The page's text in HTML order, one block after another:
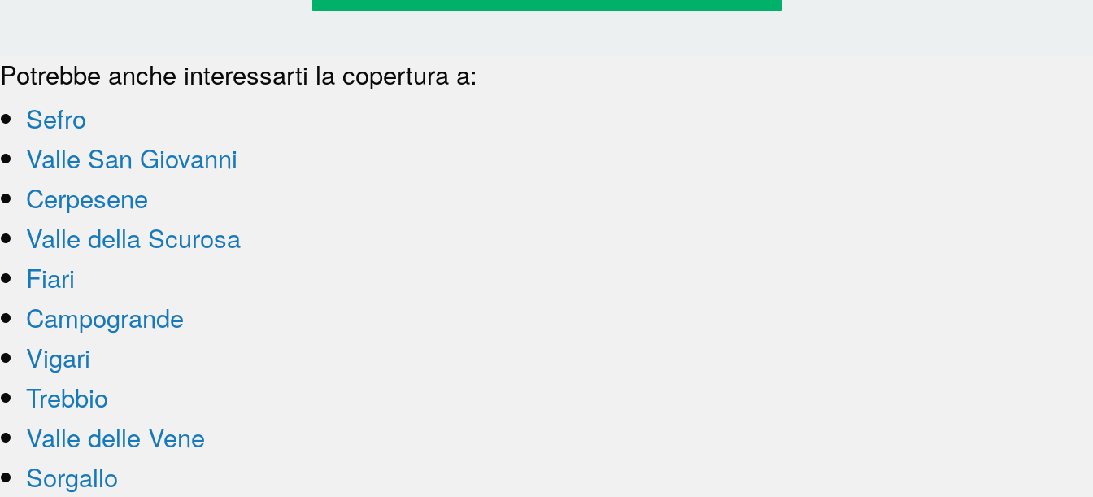
Potrebbe anche interessarti la copertura a:
Sefro
Valle San Giovanni
Cerpesene
Valle della Scurosa
Fiari
Campogrande
Vigari
Trebbio
Valle delle Vene
Sorgallo